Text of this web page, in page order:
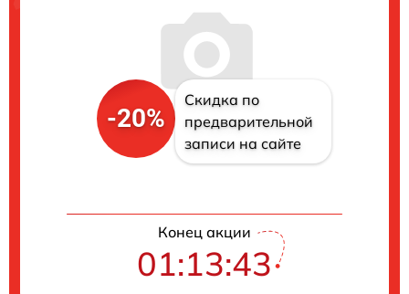
-20%
Скидка по
предварительной
записи на сайте
Конец акции
01:13:42